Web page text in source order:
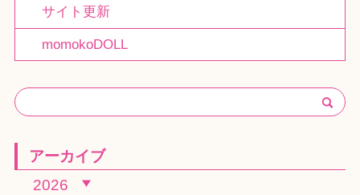
サイト更新
momokoDOLL
アーカイブ
2026